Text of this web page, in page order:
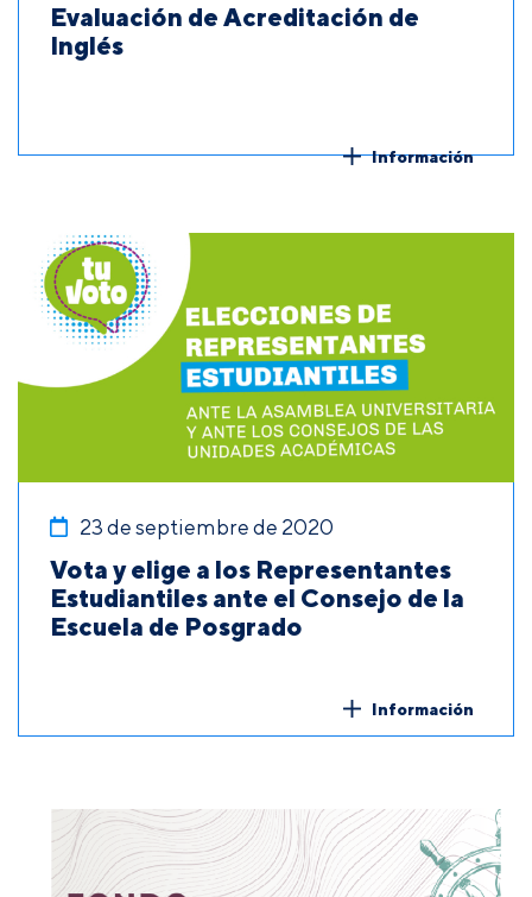
Evaluación de Acreditación de
Inglés
Información
23 de septiembre de 2020
Vota y elige a los Representantes
Estudiantiles ante el Consejo de la
Escuela de Posgrado
Información